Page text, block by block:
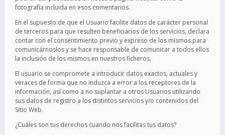
fotografía incluida en esos comentarios.
En el supuesto de que el Usuario facilite datos de carácter personal
de terceros para que resulten beneficiarios de los servicios, declara
contar con el consentimiento previo y expreso de los mismos para
comunicárnoslos y se hace responsable de comunicar a todos ellos
la inclusión de los mismos en nuestros ficheros.
El usuario se compromete a introducir datos exactos, actuales y
veraces de forma que no induzca a error a los receptores de la
información, así como a no suplantar a otros Usuarios utilizando
sus datos de registro a los distintos servicios y/o contenidos del
Sitio Web.
¿Cuáles son tus derechos cuando nos facilitas tus datos?